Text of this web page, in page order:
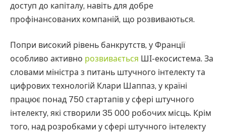
доступ до капіталу, навіть для добре
профінансованих компаній, що розвиваються.
Попри високий рівень банкрутств, у Франції
особливо активно розвивається ШІ-екосистема. За
словами міністра з питань штучного інтелекту та
цифрових технологій Клари Шаппаз, у країні
працює понад 750 стартапів у сфері штучного
інтелекту, які створили 35 000 робочих місць. Крім
того, над розробками у сфері штучного інтелекту